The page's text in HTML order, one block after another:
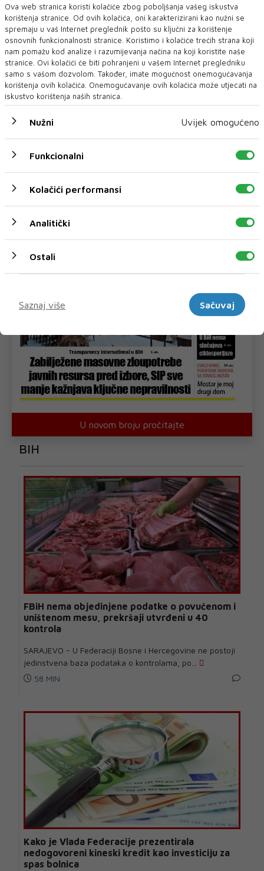
FBiH nema objedinjene podatke o
povučenom i uništenom mesu, prekršaji
utvrđeni u 40 kontrola
SARAJEVO - U Federaciji Bosne i Hercegovine ne postoji
jedinstvena baza podataka o kontr...
U novom broju pročitajte
BIH
FBiH nema objedinjene podatke o povučenom i
uništenom mesu, prekršaji utvrđeni u 40
kontrola
SARAJEVO - U Federaciji Bosne i Hercegovine ne postoji
jedinstvena baza podataka o kontrolama, po...
58 MIN
Kako je Vlada Federacije prezentirala
nedogovoreni kineski kredit kao investiciju za
spas bolnica
Ova web stranica koristi kolačiće zbog poboljšanja vašeg iskustva
korištenja stranice. Od ovih kolačića, oni karakterizirani kao nužni se
spremaju u vaš Internet preglednik pošto su ključni za korištenje
osnovnih funkcionalnosti stranice. Koristimo i kolačiće trećih strana koji
nam pomažu kod analize i razumijevanja načina na koji koristite naše
stranice. Ovi kolačići će biti pohranjeni u vašem Internet pregledniku
samo s vašom dozvolom. Također, imate mogućnost onemogućavanja
korištenja ovih kolačića. Onemogućavanje ovih kolačića može utjecati na
iskustvo korištenja naših stranica.
Nužni Uvijek omogućeno
Funkcionalni
Kolačići performansi
Analitički
Ostali
Saznaj više
Sačuvaj